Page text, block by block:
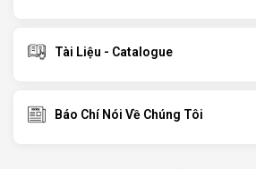
Tài Liệu - Catalogue
Báo Chí Nói Về Chúng Tôi